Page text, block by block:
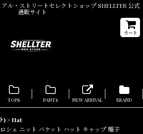
ル・ストリートセレクトショップ SHELLTER 公式
通販サイト
カート
TOPS PANTS NEW ARRIVAL BRAND
) >Hat
シェ ニット バケット ハット キャップ 帽子